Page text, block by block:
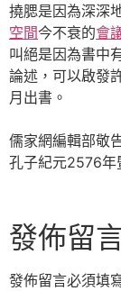
撓腮是因為深深
空間今不衰的會
叫絕是因為書中
論述，可以啟發
月出書。
儒家網編輯部敬
孔子紀元2576年
發佈留
發佈留言必須填